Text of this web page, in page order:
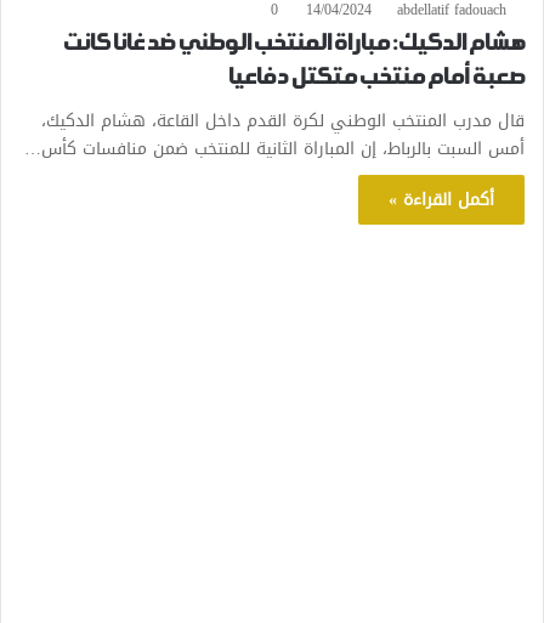
abdellatif fadouach
14/04/2024
0
هشام الدكيك: مباراة المنتخب الوطني ضد غانا كانت
صعبة أمام منتخب متكتل دفاعيا
قال مدرب المنتخب الوطني لكرة القدم داخل القاعة، هشام الدكيك،
أمس السبت بالرباط، إن المباراة الثانية للمنتخب ضمن منافسات كأس…
أكمل القراءة »